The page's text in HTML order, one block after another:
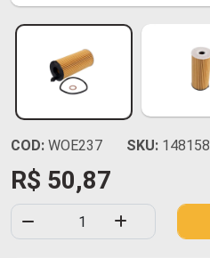
COD: WOE237 SKU: 148158
R$ 50,87